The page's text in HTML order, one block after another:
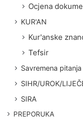
Ocjena
KUR'AN
Kur'anske
Tefsir
Savremena pitanja
SIHR/UROK/
SIRA
PREPORUKA